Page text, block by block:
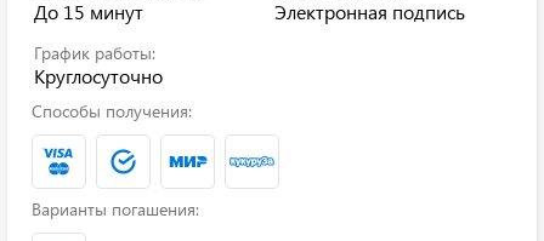
До 15 минут Электронная подпись
График работы:
Круглосуточно
Способы получения:
Варианты погашения: